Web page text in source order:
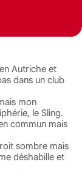
Autriche et
dans un club
mon
le Sling.
commun mais
sombre mais
déshabille et